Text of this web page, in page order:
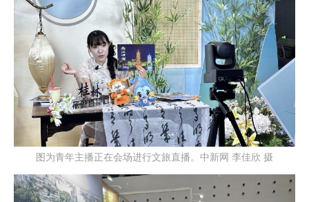
图为青年主播正在会场进行文旅直播。中新网 李佳欣 摄